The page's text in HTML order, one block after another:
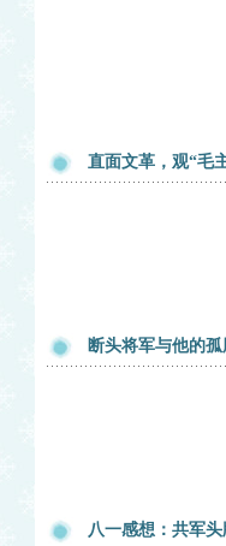
直面文革，观“毛
断头将军与他的
八一感想：共军